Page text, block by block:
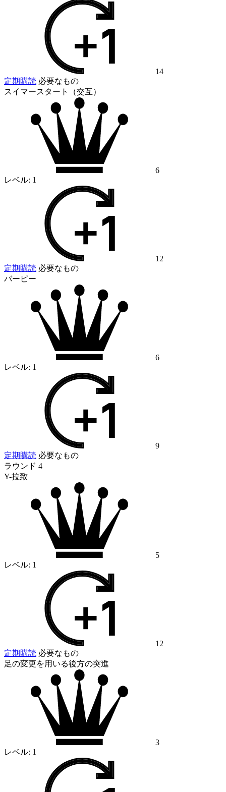
14
定期購読 必要なもの
スイマースタート（交互）
6
レベル: 1
12
定期購読 必要なもの
バーピー
6
レベル: 1
9
定期購読 必要なもの
ラウンド 4
Y-拉致
5
レベル: 1
12
定期購読 必要なもの
足の変更を用いる後方の突進
3
レベル: 1